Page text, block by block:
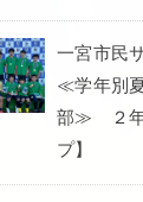
一宮市民
≪学年別
部≫ ２年
プ】